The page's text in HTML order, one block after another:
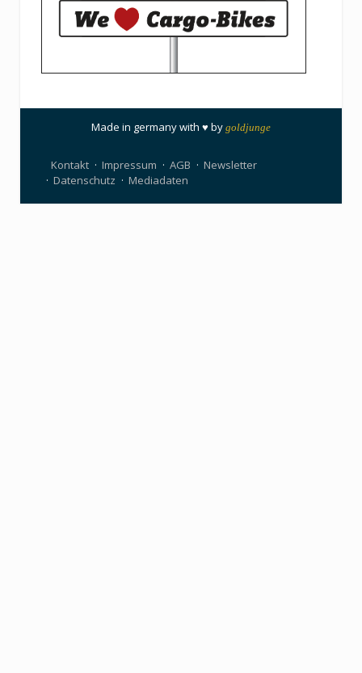
Made in germany with ♥ by goldjunge
Kontakt Impressum AGB
Newsletter
Datenschutz
Mediadaten